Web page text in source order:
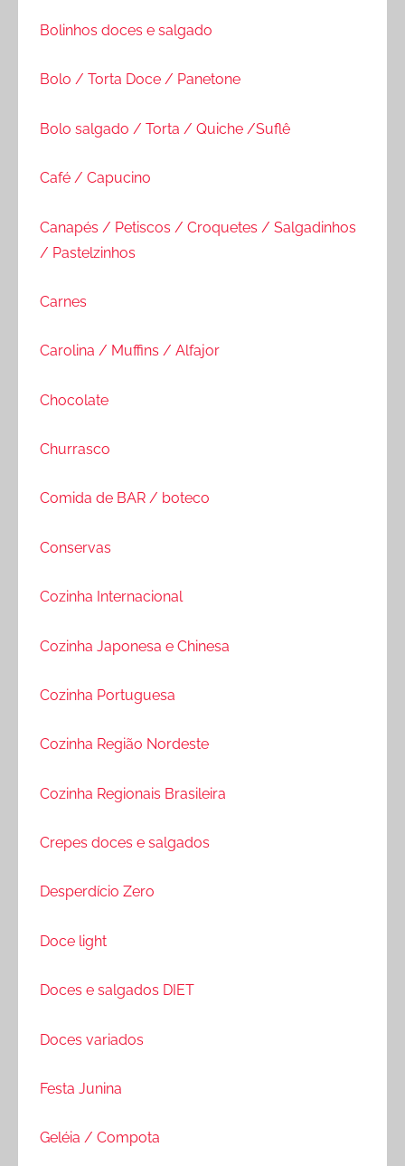
Bolinhos doces e salgado
Bolo / Torta Doce / Panetone
Bolo salgado / Torta / Quiche /Suflê
Café / Capucino
Canapés / Petiscos / Croquetes / Salgadinhos
/ Pastelzinhos
Carnes
Carolina / Muffins / Alfajor
Chocolate
Churrasco
Comida de BAR / boteco
Conservas
Cozinha Internacional
Cozinha Japonesa e Chinesa
Cozinha Portuguesa
Cozinha Região Nordeste
Cozinha Regionais Brasileira
Crepes doces e salgados
Desperdício Zero
Doce light
Doces e salgados DIET
Doces variados
Festa Junina
Geléia / Compota